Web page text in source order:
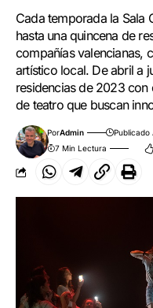
Cada temporada la Sala
hasta una quincena de
compañías valencianas,
artístico local. De abril a
residencias de 2023
de teatro que buscan
PorAdmin Publicado
7 Min Lectura